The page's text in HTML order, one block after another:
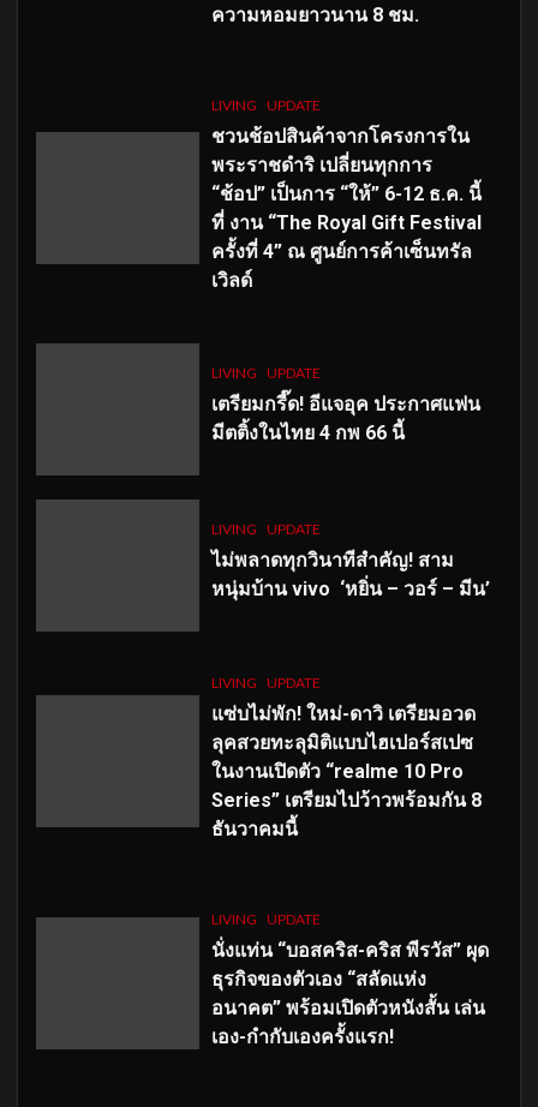
ความหอมยาวนาน 8 ชม.
LIVING UPDATE
ชวนช้อปสินค้าจากโครงการใน
พระราชดำริ เปลี่ยนทุกการ
“ช้อป” เป็นการ “ให้” 6-12 ธ.ค. นี้
ที่ งาน “The Royal Gift Festival
ครั้งที่ 4” ณ ศูนย์การค้าเซ็นทรัล
เวิลด์
LIVING UPDATE
เตรียมกรี๊ด! อีแจอุค ประกาศแฟน
มีตติ้งในไทย 4 กพ 66 นี้
LIVING UPDATE
ไม่พลาดทุกวินาทีสำคัญ! สาม
หนุ่มบ้าน vivo ‘หยิ่น – วอร์ – มีน’
LIVING UPDATE
แซ่บไม่พัก! ใหม่-ดาวิ เตรียมอวด
ลุคสวยทะลุมิติแบบไฮเปอร์สเปซ
ในงานเปิดตัว “realme 10 Pro
Series” เตรียมไปว้าวพร้อมกัน 8
ธันวาคมนี้
LIVING UPDATE
นั่งแท่น “บอสคริส-คริส พีรวัส” ผุด
ธุรกิจของตัวเอง “สลัดแห่ง
อนาคต” พร้อมเปิดตัวหนังสั้น เล่น
เอง-กำกับเองครั้งแรก!